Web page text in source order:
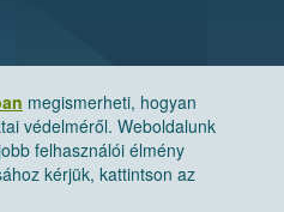
megismerheti, hogyan
védelméről. Weboldalunk
felhasználói élmény
kérjük, kattintson az